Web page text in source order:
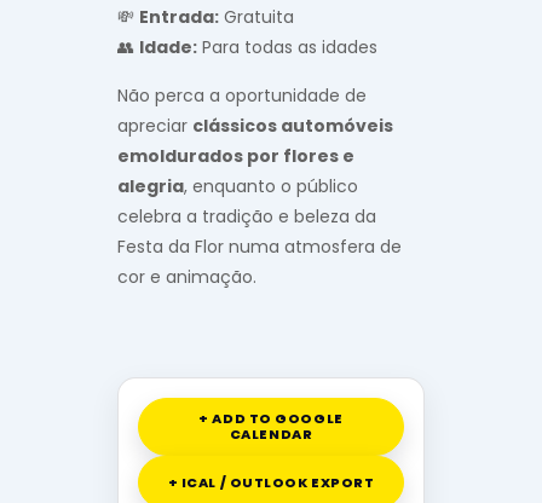
💸 Entrada: Gratuita
👥 Idade: Para todas as idades
Não perca a oportunidade de
apreciar clássicos automóveis
emoldurados por flores e
alegria, enquanto o público
celebra a tradição e beleza da
Festa da Flor numa atmosfera de
cor e animação.
+ ADD TO GOOGLE
CALENDAR
+ ICAL / OUTLOOK EXPORT